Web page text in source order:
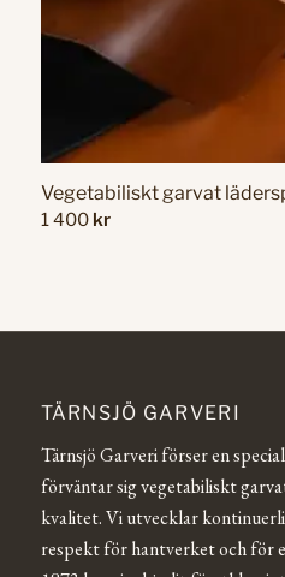
Vegetabiliskt garvat
1 400 kr
TÄRNSJÖ GARVERI
Tärnsjö Garveri förser en
förväntar sig vegetabiliskt
kvalitet. Vi utvecklar
respekt för hantverket och för